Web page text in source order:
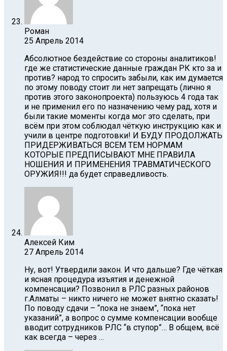
Роман
25 Апрель 2014
Абсолютное бездействие со стороны аналитиков!
где же статистические данные граждан РК кто за и
против? народ то спросить забыли, как им думается
по этому поводу стоит ли нет запрещать (лично я
против этого законопроекта) пользуюсь 4 года так
и не применил его по назначению чему рад, хотя и
были такие моменты когда мог это сделать, при
всём при этом соблюдал чёткую инструкцию как и
учили в центре подготовки! И БУДУ ПРОДОЛЖАТЬ
ПРИДЕРЖИВАТЬСЯ ВСЕМ ТЕМ НОРМАМ
КОТОРЫЕ ПРЕДПИСЫВАЮТ МНЕ ПРАВИЛА
НОШЕНИЯ И ПРИМЕНЕНИЯ ТРАВМАТИЧЕСКОГО
ОРУЖИЯ!!! да будет справедливость.
Алексей Ким
27 Апрель 2014
Ну, вот! Утвердили закон. И что дальше? Где чёткая
и ясная процедура изъятия и денежной
компенсации? Позвонил в РЛС разных районов
г.Алматы – никто ничего не может внятно сказать!
По поводу сдачи – “пока не знаем”, “пока нет
указаний”, а вопрос о сумме компенсации вообще
вводит сотрудников РЛС “в ступор”… В общем, всё
как всегда – через …